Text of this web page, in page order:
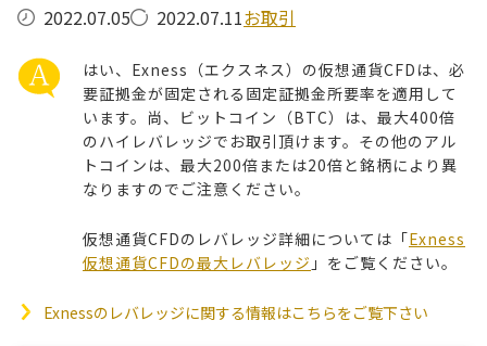
2022.07.05 2022.07.11お取引
はい、Exness（エクスネス）の仮想通貨CFDは、必
要証拠金が固定される固定証拠金所要率を適用して
います。尚、ビットコイン（BTC）は、最大400倍
のハイレバレッジでお取引頂けます。その他のアル
トコインは、最大200倍または20倍と銘柄により異
なりますのでご注意ください。
仮想通貨CFDのレバレッジ詳細については「Exness
仮想通貨CFDの最大レバレッジ 」をご覧ください。
Exnessのレバレッジに関する情報はこちらをご覧下さい